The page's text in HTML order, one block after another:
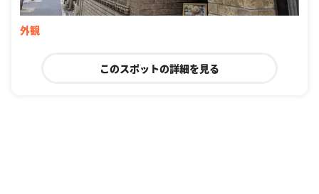
外観
このスポットの詳細を見る